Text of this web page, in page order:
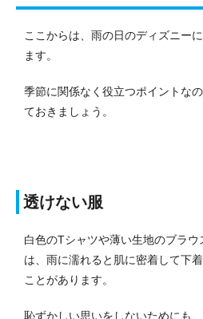
ここからは、雨の日のディズニー
ます。
季節に関係なく役立つポイントな
ておきましょう。
透けない服
白色のTシャツや薄い生地のブラ
は、雨に濡れると肌に密着して下
ことがあります。
恥ずかしい思いをしないためにも、